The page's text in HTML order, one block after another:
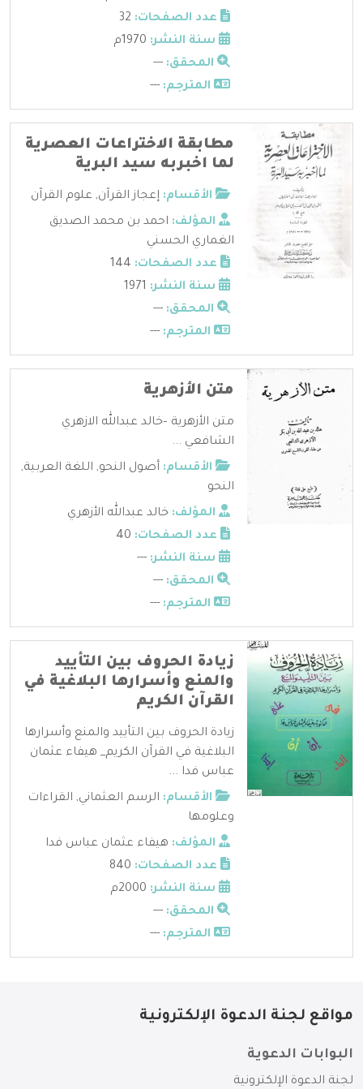
عدد الصفحات:
سنة النشر:
المحقق: ---
المترجم: ---
مطابقة الاختراعات العصرية
لما اخبربه سيد البرية
الأقسام: إعجاز القرآن, علوم القرآن
المؤلف: احمد بن محمد الصديق
الغماري الحسني
عدد الصفحات:
سنة النشر:
المحقق: ---
المترجم: ---
متن الأزهرية
متن الأزهرية –خالد عبدالله الازهري
الشافعي ...
الأقسام: أصول النحو, اللغة العربية,
النحو
المؤلف: خالد عبدالله الأزهري
عدد الصفحات:
سنة النشر: ---
المحقق: ---
المترجم: ---
زيادة الحروف بين التأييد
والمنع وأسرارها البلاغية في
القرآن الكريم
زيادة الحروف بين التأييد والمنع وأسرارها
البلاغية في القرآن الكريم_ هيفاء عثمان
عباس فدا ...
الأقسام: الرسم العثماني, القراءات
وعلومها
المؤلف: هيفاء عثمان عباس فدا
عدد الصفحات:
سنة النشر:
المحقق: ---
المترجم: ---
مواقع لجنة الدعوة الإلكترونية
البوابات الدعوية
لجنة الدعوة الإلكترونية